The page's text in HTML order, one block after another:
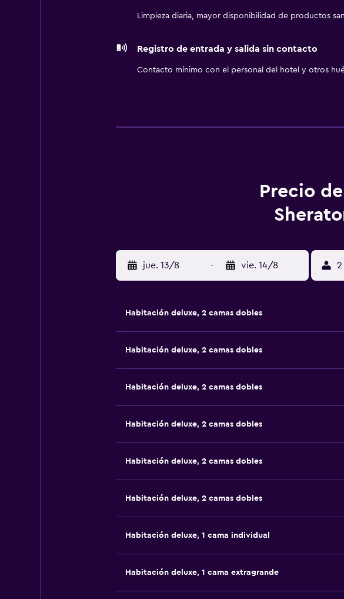
Limpieza diaria, mayor disponibilidad de productos
Registro de entrada y salida sin contacto
Contacto mínimo con el personal del hotel y otros
Precio
jue. 13/8 - vie. 14/8 2
Habitación deluxe, 2 camas dobles
Habitación deluxe, 2 camas dobles
Habitación deluxe, 2 camas dobles
Habitación deluxe, 2 camas dobles
Habitación deluxe, 2 camas dobles
Habitación deluxe, 2 camas dobles
Habitación deluxe, 1 cama individual
Habitación deluxe, 1 cama extragrande